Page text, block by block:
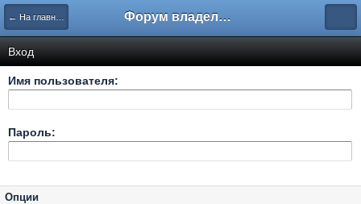
← На главную Форум владельцев интернет-магазинов
Вход
Имя пользователя:
Пароль:
Опции